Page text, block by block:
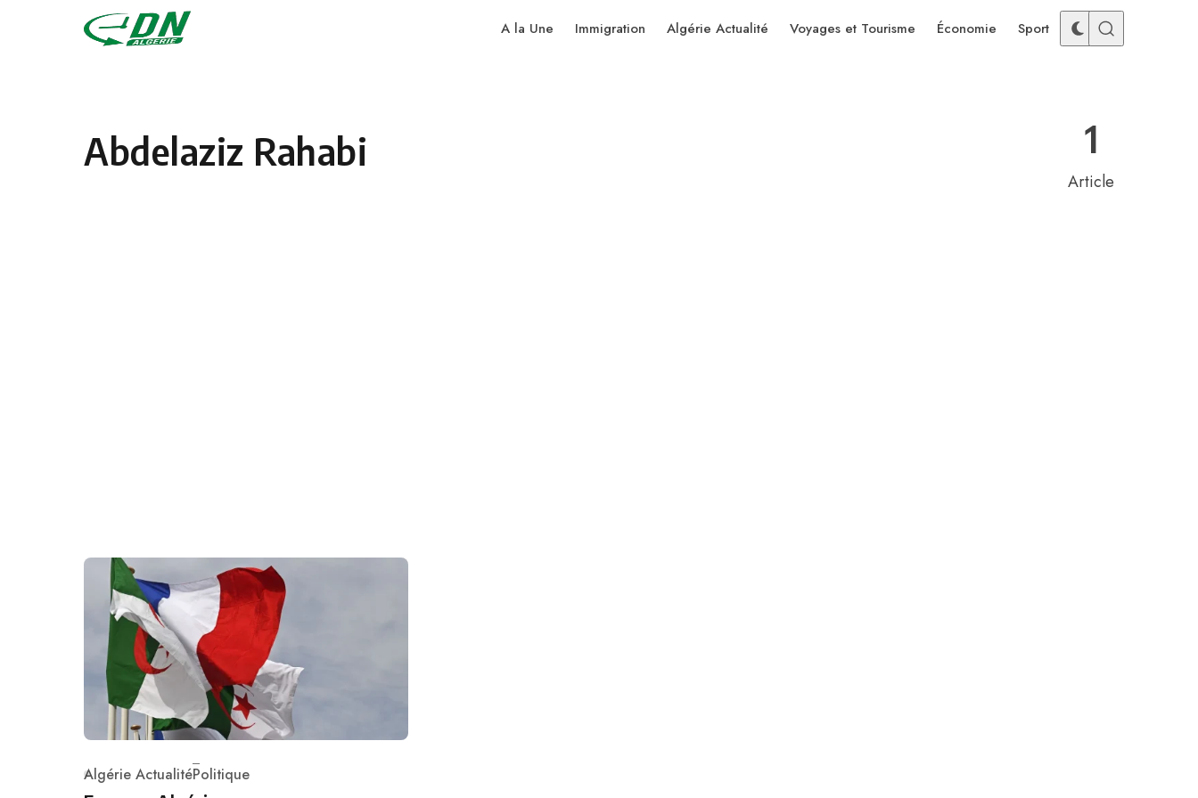
Skip to content
A la Une Immigration Algérie Actualité Voyages et Tourisme Économie Sport
Abdelaziz Rahabi 1
Article
Category
Algérie ActualitéPolitique